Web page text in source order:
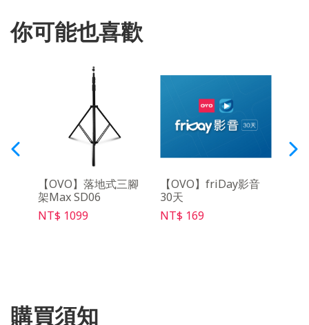
你可能也喜歡
【OVO】落地式三腳
架Max SD06
NT$ 1099
【OVO】friDay影音
30天
NT$ 169
購買須知